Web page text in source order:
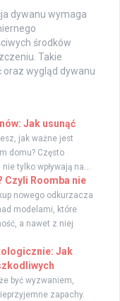
dywanu wymaga
środków
Takie
oraz wygląd dywanu
Jak usunąć
jak ważne jest
domu? Często
tylko wpływają na...
Czyli Roomba nie
nowego odkurzacza
modelami, które
a nawet z niej
Jak
być wyzwaniem,
zapachy.